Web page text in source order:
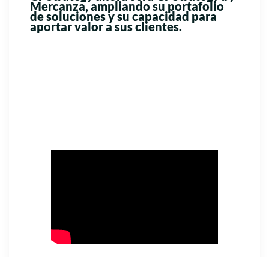
Mercanza,ampliando su portafolio
de soluciones y su capacidad para
aportar valor a sus clientes.